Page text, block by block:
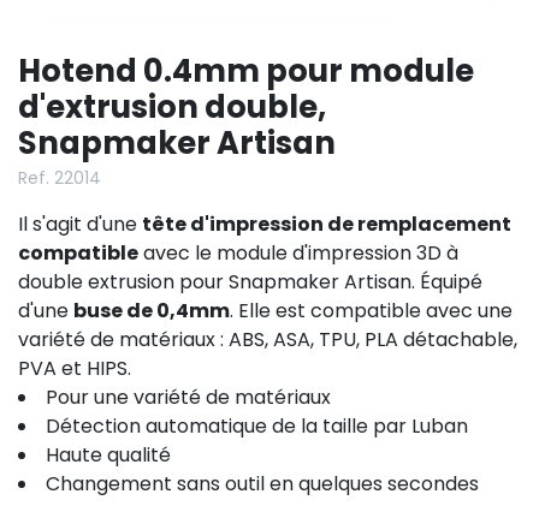
Hotend 0.4mm pour module
d'extrusion double,
Snapmaker Artisan
Ref. 22014
Il s'agit d'une tête d'impression de remplacement
compatibleavec le module d'impression 3D à
double extrusion pour Snapmaker Artisan. Équipé
d'une buse de 0,4mm. Elle est compatible avec une
variété de matériaux : ABS, ASA, TPU, PLA détachable,
PVA et HIPS.
Pour une variété de matériaux
Détection automatique de la taille par Luban
Haute qualité
Changement sans outil en quelques secondes